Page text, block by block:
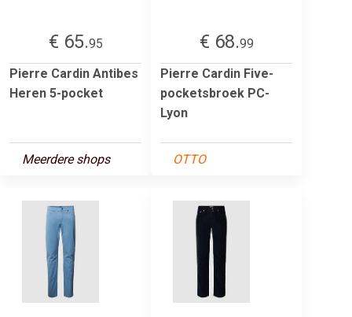
€ 65.95
Pierre Cardin Antibes
Heren 5-pocket
Meerdere shops
€ 68.99
Pierre Cardin Five-
pocketsbroek PC-
Lyon
OTTO